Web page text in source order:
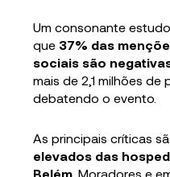
Um consonante
que 37% das
sociais são
mais de 2,1 milhões
debatendo o evento.
As principais críticas
elevados das
Belém . Moradores e